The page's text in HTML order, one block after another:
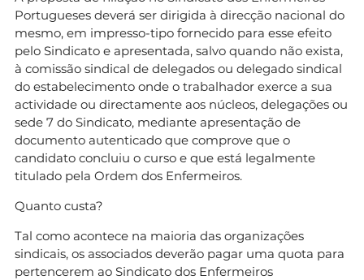
Portugueses deverá ser dirigida à direcção nacional do
mesmo, em impresso-tipo fornecido para esse efeito
pelo Sindicato e apresentada, salvo quando não exista,
à comissão sindical de delegados ou delegado sindical
do estabelecimento onde o trabalhador exerce a sua
actividade ou directamente aos núcleos, delegações ou
sede 7 do Sindicato, mediante apresentação de
documento autenticado que comprove que o
candidato concluiu o curso e que está legalmente
titulado pela Ordem dos Enfermeiros.
Quanto custa?
Tal como acontece na maioria das organizações
sindicais, os associados deverão pagar uma quota para
pertencerem ao Sindicato dos Enfermeiros